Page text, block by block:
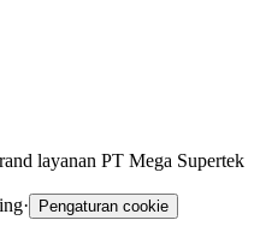
layanan PT Mega Supertek
· Pengaturan cookie